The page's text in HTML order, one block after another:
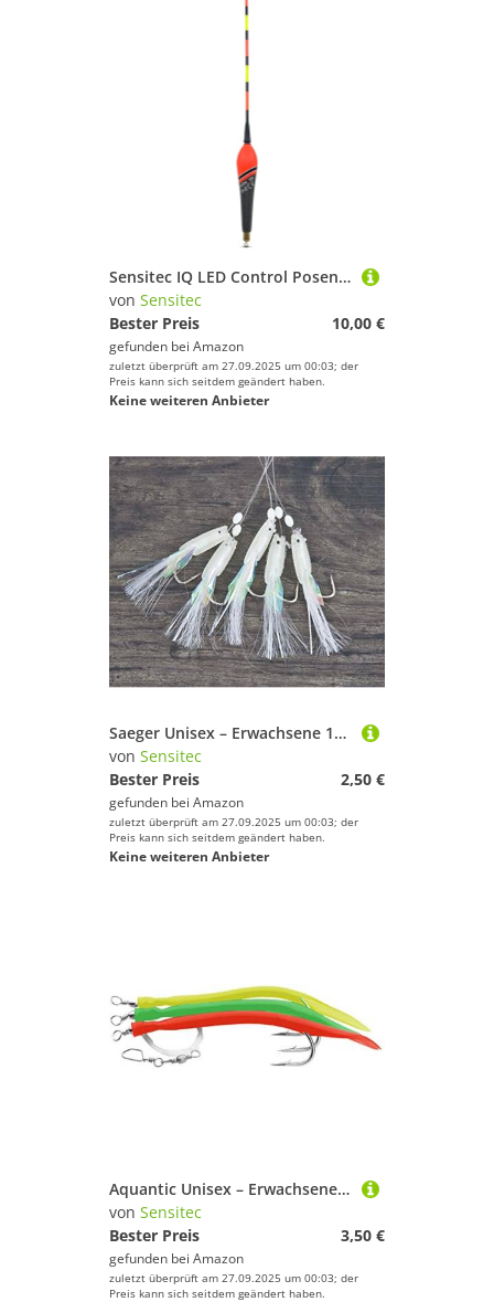
Sensitec IQ LED Control Posen - LED SENSITIV Waggler vorbebleit Laufpose von Sänger Farbwechsel bei Biss (4 + 2gr)
von Sensitec
Bester Preis
10,00 €
gefunden bei Amazon
zuletzt überprüft am 27.09.2025 um 00:03; der
Preis kann sich seitdem geändert haben.
Keine weiteren Anbieter
Saeger Unisex – Erwachsene 10C4039507138929C10 AQUANTIC Makrelen-Vorfach 6 Meeresvorfach Gr. 1/0 (5311 050), Bunt, Normal
von Sensitec
Bester Preis
2,50 €
gefunden bei Amazon
zuletzt überprüft am 27.09.2025 um 00:03; der
Preis kann sich seitdem geändert haben.
Keine weiteren Anbieter
Aquantic Unisex – Erwachsene 10C4039507254254C10, Rot/Grün/Gelb, je 3 Gummi-Makks am Vorfach, Qualitätsschnur und Hochleistungswirbel (Gr. 10/0), Bunt, Normal
von Sensitec
Bester Preis
3,50 €
gefunden bei Amazon
zuletzt überprüft am 27.09.2025 um 00:03; der
Preis kann sich seitdem geändert haben.